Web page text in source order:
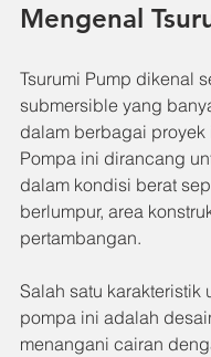
Mengenal
Tsurumi Pump dikenal
submersible yang
dalam berbagai proyek
Pompa ini dirancang
dalam kondisi berat
berlumpur, area
pertambangan.
Salah satu karakteristik
pompa ini adalah
menangani cairan